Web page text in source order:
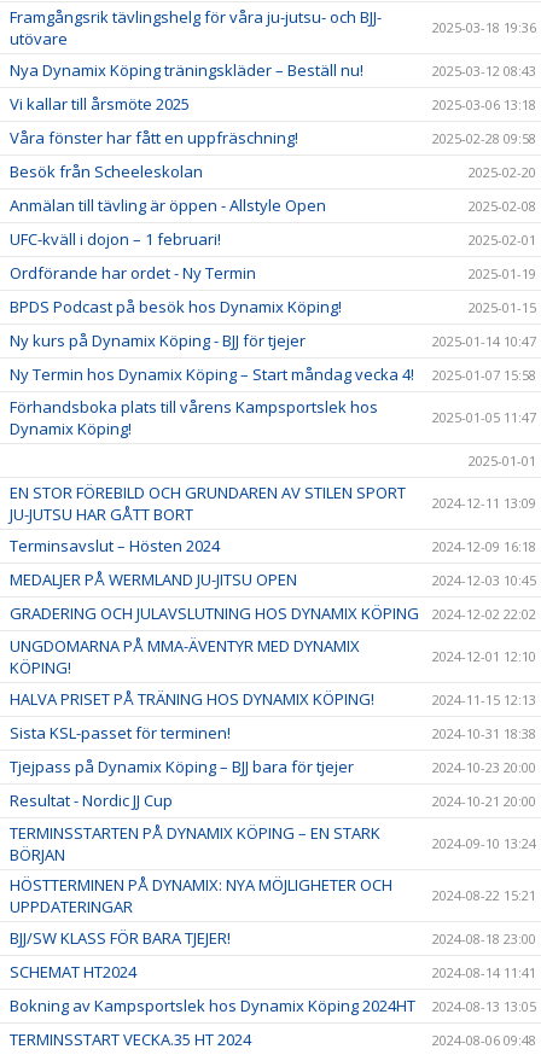
Framgångsrik tävlingshelg för våra ju-jutsu- och BJJ-
utövare
2025-03-18 19:36
Nya Dynamix Köping träningskläder – Beställ nu! 2025-03-12 08:43
Vi kallar till årsmöte 2025 2025-03-06 13:18
Våra fönster har fått en uppfräschning! 2025-02-28 09:58
Besök från Scheeleskolan 2025-02-20
Anmälan till tävling är öppen - Allstyle Open 2025-02-08
UFC-kväll i dojon – 1 februari! 2025-02-01
Ordförande har ordet - Ny Termin 2025-01-19
BPDS Podcast på besök hos Dynamix Köping! 2025-01-15
Ny kurs på Dynamix Köping - BJJ för tjejer 2025-01-14 10:47
Ny Termin hos Dynamix Köping – Start måndag vecka 4! 2025-01-07 15:58
Förhandsboka plats till vårens Kampsportslek hos
Dynamix Köping!
2025-01-05 11:47
2025-01-01
EN STOR FÖREBILD OCH GRUNDAREN AV STILEN SPORT
JU-JUTSU HAR GÅTT BORT
2024-12-11 13:09
Terminsavslut – Hösten 2024 2024-12-09 16:18
MEDALJER PÅ WERMLAND JU-JITSU OPEN 2024-12-03 10:45
GRADERING OCH JULAVSLUTNING HOS DYNAMIX KÖPING 2024-12-02 22:02
UNGDOMARNA PÅ MMA-ÄVENTYR MED DYNAMIX
KÖPING!
2024-12-01 12:10
HALVA PRISET PÅ TRÄNING HOS DYNAMIX KÖPING! 2024-11-15 12:13
Sista KSL-passet för terminen! 2024-10-31 18:38
Tjejpass på Dynamix Köping – BJJ bara för tjejer 2024-10-23 20:00
Resultat - Nordic JJ Cup 2024-10-21 20:00
TERMINSSTARTEN PÅ DYNAMIX KÖPING – EN STARK
BÖRJAN
2024-09-10 13:24
HÖSTTERMINEN PÅ DYNAMIX: NYA MÖJLIGHETER OCH
UPPDATERINGAR
2024-08-22 15:21
BJJ/SW KLASS FÖR BARA TJEJER! 2024-08-18 23:00
SCHEMAT HT2024 2024-08-14 11:41
Bokning av Kampsportslek hos Dynamix Köping 2024HT 2024-08-13 13:05
TERMINSSTART VECKA.35 HT 2024 2024-08-06 09:48